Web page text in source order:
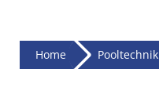
Home Pooltechnik